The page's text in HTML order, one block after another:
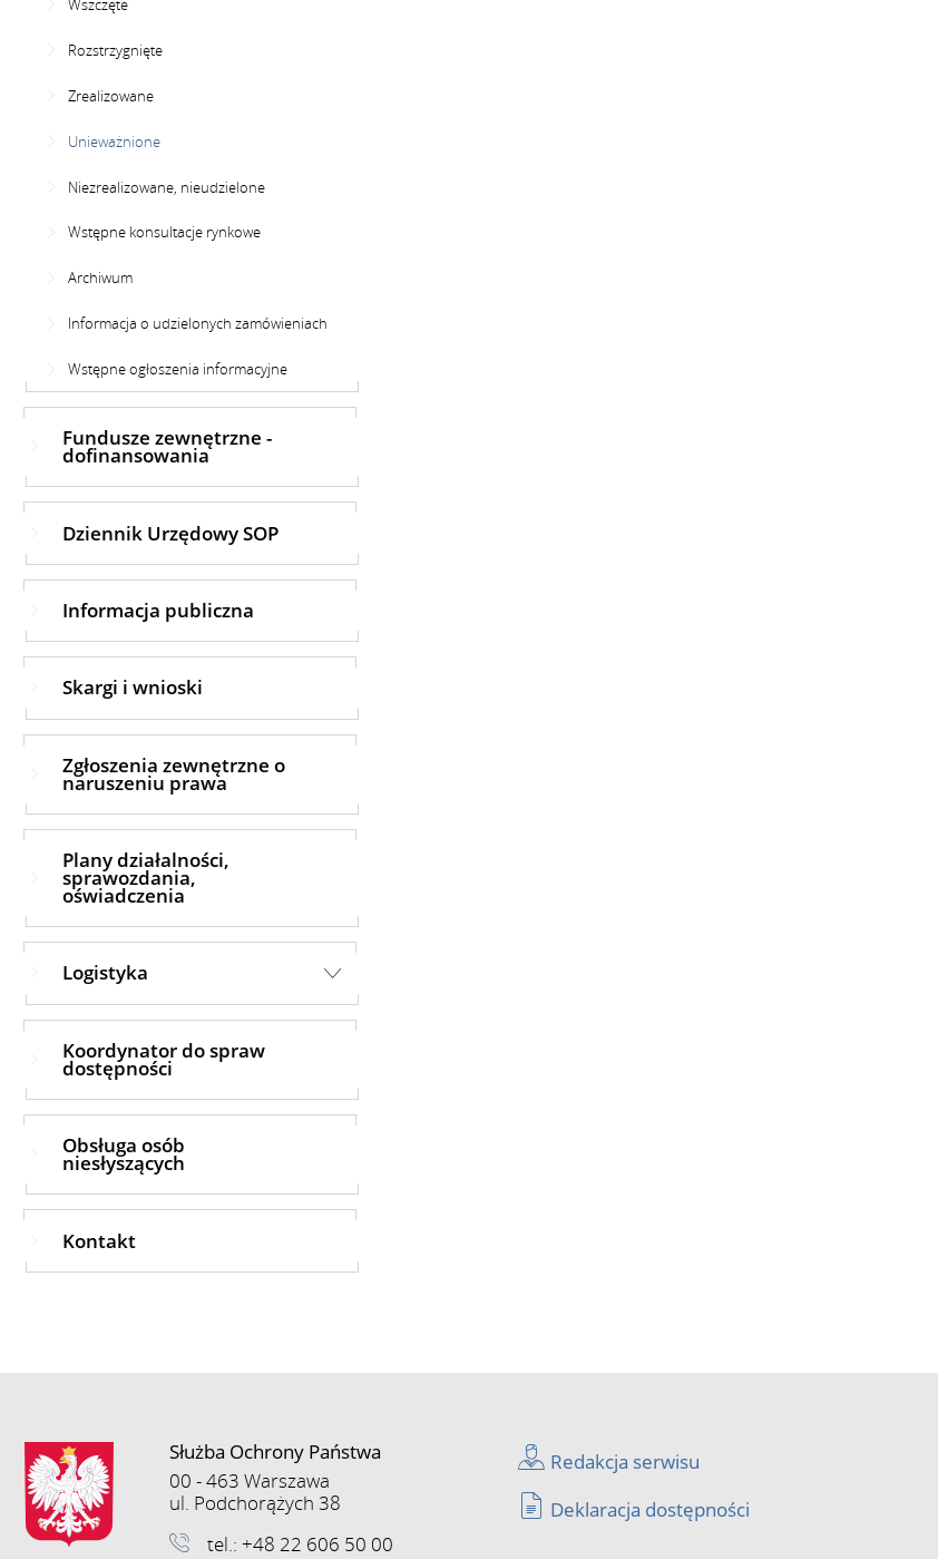
Wszczęte
Rozstrzygnięte
Zrealizowane
Unieważnione
Niezrealizowane, nieudzielone
Wstępne konsultacje rynkowe
Archiwum
Informacja o udzielonych zamówieniach
Wstępne ogłoszenia informacyjne
Fundusze zewnętrzne -
dofinansowania
Dziennik Urzędowy SOP
Informacja publiczna
Skargi i wnioski
Zgłoszenia zewnętrzne o
naruszeniu prawa
Plany działalności,
sprawozdania,
oświadczenia
Logistyka
Koordynator do spraw
dostępności
Obsługa osób
niesłyszących
Kontakt
Służba Ochrony Państwa
00 - 463 Warszawa
ul. Podchorążych 38
tel.: +48 22 606 50 00
Redakcja serwisu
Deklaracja dostępności